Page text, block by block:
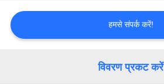
समाचार
हमसे संपर्क करें!
विवरण प्रकट करें